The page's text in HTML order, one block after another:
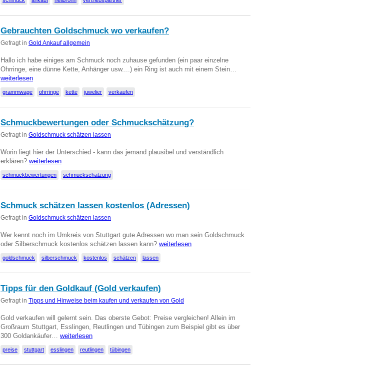
Gebrauchten Goldschmuck wo verkaufen?
Gefragt in Gold Ankauf allgemein
Hallo ich habe einiges am Schmuck noch zuhause gefunden (ein paar einzelne
Ohrringe, eine dünne Kette, Anhänger usw....) ein Ring ist auch mit einem Stein…
weiterlesen
grammwage ohrringe kette juwelier verkaufen
Schmuckbewertungen oder Schmuckschätzung?
Gefragt in Goldschmuck schätzen lassen
Worin liegt hier der Unterschied - kann das jemand plausibel und verständlich
erklären? weiterlesen
schmuckbewertungen schmuckschätzung
Schmuck schätzen lassen kostenlos (Adressen)
Gefragt in Goldschmuck schätzen lassen
Wer kennt noch im Umkreis von Stuttgart gute Adressen wo man sein Goldschmuck
oder Silberschmuck kostenlos schätzen lassen kann? weiterlesen
goldschmuck silberschmuck kostenlos schätzen lassen
Tipps für den Goldkauf (Gold verkaufen)
Gefragt in Tipps und Hinweise beim kaufen und verkaufen von Gold
Gold verkaufen will gelernt sein. Das oberste Gebot: Preise vergleichen! Allein im
Großraum Stuttgart, Esslingen, Reutlingen und Tübingen zum Beispiel gibt es über
300 Goldankäufer… weiterlesen
preise stuttgart esslingen reutlingen tübingen